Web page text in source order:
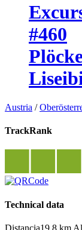
#460
Austria /
TrackRank
Technical data
Distancia19,8 km